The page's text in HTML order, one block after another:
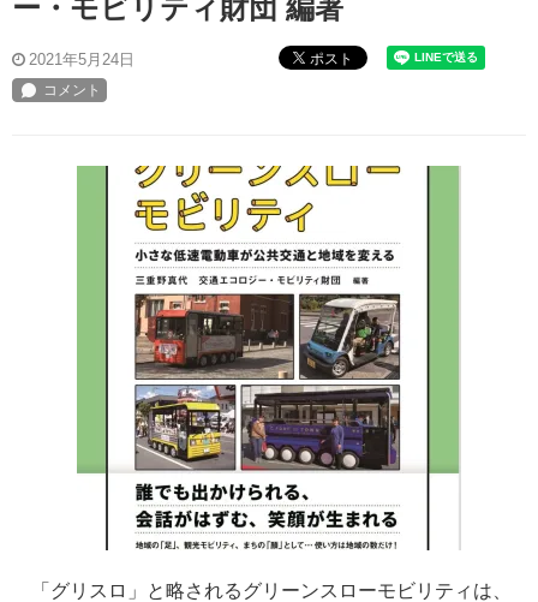
ー・モビリティ財団 編著
2021年5月24日 ポスト
「グリスロ」と略されるグリーンスローモビリティは、